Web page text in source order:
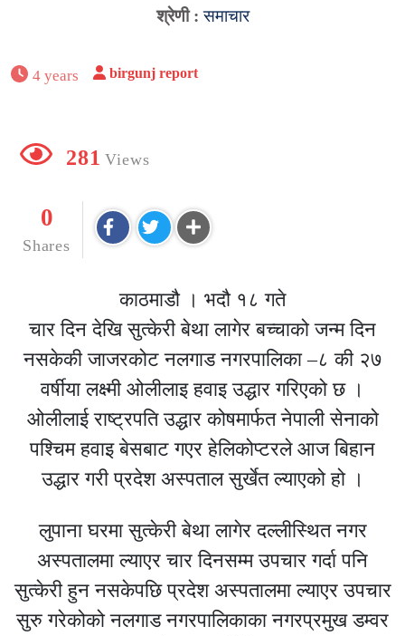
श्रेणी :समाचार
4 years birgunj report
281 Views
0
Shares
काठमाडौ । भदौ १८ गते
चार दिन देखि सुत्केरी बेथा लागेर बच्चाको जन्म दिन
नसकेकी जाजरकोट नलगाड नगरपालिका –८ की २७
वर्षीया लक्ष्मी ओलीलाइ हवाइ उद्धार गरिएको छ ।
ओलीलाई राष्ट्रपति उद्धार कोषमार्फत नेपाली सेनाको
पश्चिम हवाइ बेसबाट गएर हेलिकोप्टरले आज बिहान
उद्धार गरी प्रदेश अस्पताल सुर्खेत ल्याएको हो ।
लुपाना घरमा सुत्केरी बेथा लागेर दल्लीस्थित नगर
अस्पतालमा ल्याएर चार दिनसम्म उपचार गर्दा पनि
सुत्केरी हुन नसकेपछि प्रदेश अस्पतालमा ल्याएर उपचार
सुरु गरेकोको नलगाड नगरपालिकाका नगरप्रमुख डम्वर